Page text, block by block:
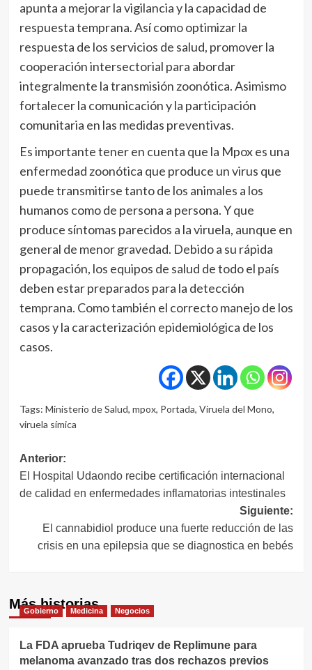
apunta a mejorar la vigilancia y la capacidad de
respuesta temprana. Así como optimizar la
respuesta de los servicios de salud, promover la
cooperación intersectorial para abordar
integralmente la transmisión zoonótica. Asimismo
fortalecer la comunicación y la participación
comunitaria en las medidas preventivas.
Es importante tener en cuenta que la Mpox es una
enfermedad zoonótica que produce un virus que
puede transmitirse tanto de los animales a los
humanos como de persona a persona. Y que
produce síntomas parecidos a la viruela, aunque en
general de menor gravedad. Debido a su rápida
propagación, los equipos de salud de todo el país
deben estar preparados para la detección
temprana. Como también el correcto manejo de los
casos y la caracterización epidemiológica de los
casos.
Tags: Ministerio de Salud, mpox, Portada, Viruela del Mono,
viruela símica
Navegación
de
Anterior:
El Hospital Udaondo recibe certificación internacional
de calidad en enfermedades inflamatorias intestinales
Siguiente:
El cannabidiol produce una fuerte reducción de las
crisis en una epilepsia que se diagnostica en bebés
Más historias
Gobierno Medicina Negocios
La FDA aprueba Tudriqev de Replimune para
melanoma avanzado tras dos rechazos previos